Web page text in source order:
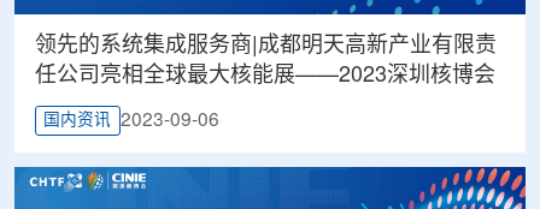
领先的系统集成服务商|成都明天高新产业有限责
任公司亮相全球最大核能展——2023深圳核博会
国内资讯 2023-09-06